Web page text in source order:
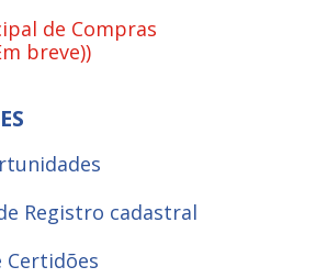
de Compras
breve))
Registro cadastral
Certidões